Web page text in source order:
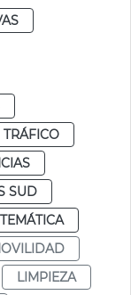
TRÁFICO
SUD
LIMPIEZA